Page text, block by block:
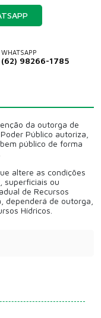
WHATSAPP
(62) 98266-1785
da outorga de
Público autoriza,
público de forma
altere as condições
superficiais ou
de Recursos
dependerá de outorga,
Hídricos.